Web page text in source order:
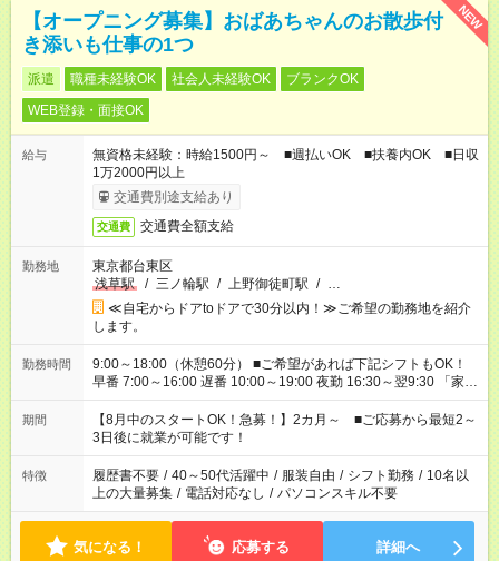
NEW
【オープニング募集】おばあちゃんのお散歩付
き添いも仕事の1つ
派遣 職種未経験OK 社会人未経験OK
ブランクOK
WEB登録・面接OK
給与
無資格未経験：時給1500円～ ■週払いOK ■扶養内OK ■日収
1万2000円以上
交通費別途支給あり
交通費 交通費全額支給
勤務地
東京都台東区
浅草駅
/ 三ノ輪駅 / 上野御徒町駅 / …
≪自宅からドアtoドアで30分以内！≫ご希望の勤務地を紹介
します。
勤務時間
9:00～18:00（休憩60分） ■ご希望があれば下記シフトもOK！
早番 7:00～16:00 遅番 10:00～19:00 夜勤 16:30～翌9:30 「家族
と休みを合わせたい」 「余裕を持って夕飯の準備がしたい」
「できれば残業はしたくない」 など、ご希望を教えてください
ね。 ※Wワーク希望の方へ 今ご覧のお仕事で希望する勤務時間
と、もう1つのお仕事の勤務時間。 合計で週40時間を超える場
合は応募できません。
期間
【8月中のスタートOK！急募！】2カ月～ ■ご応募から最短2～
3日後に就業が可能です！
特徴 履歴書不要 / 40～50代活躍中 / 服装自由 / シフト勤務 / 10名以
上の大量募集 / 電話対応なし / パソコンスキル不要
気になる！ 応募する 詳細へ